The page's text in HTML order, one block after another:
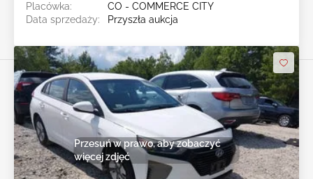
Placówka:
CO - COMMERCE CITY
Data sprzedaży:
Przyszła aukcja
Przesuń w prawo, aby zobaczyć
więcej zdjęć